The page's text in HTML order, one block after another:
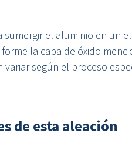
sumergir el aluminio en un
la capa de óxido
según el proceso
de esta aleación